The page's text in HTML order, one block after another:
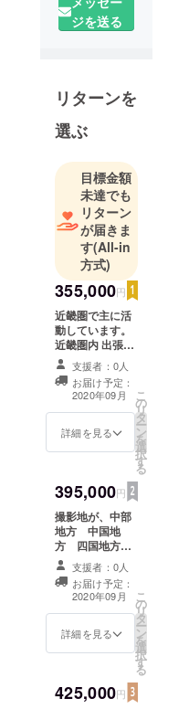
ジを送る
リターンを
選ぶ
目標金額
未達でも
リターン
が届きま
す(All-in
方式)
355,000円
近畿圏で主に活
動しています。
近畿圏内 出張交
通費込で
355,000円にな
ります。 その他
の都道府県の方
は別のリターン
を選択して下さ
制作
支援者：0人
お届け予定：
2020年09月
詳細を見る
こ
の
リ
タ
ー
ン
を
選
択
す
る
395,000円
撮影地が、中部
地方 中国地
方 四国地方合
の場合 別途出張
交通費分がプラ
スになります。
1分~2分の動画
御社のプロモー
ション動画制作
支援者：0人
お届け予定：
2020年09月
詳細を見る
こ
の
リ
タ
ー
ン
を
選
択
す
る
425,000円